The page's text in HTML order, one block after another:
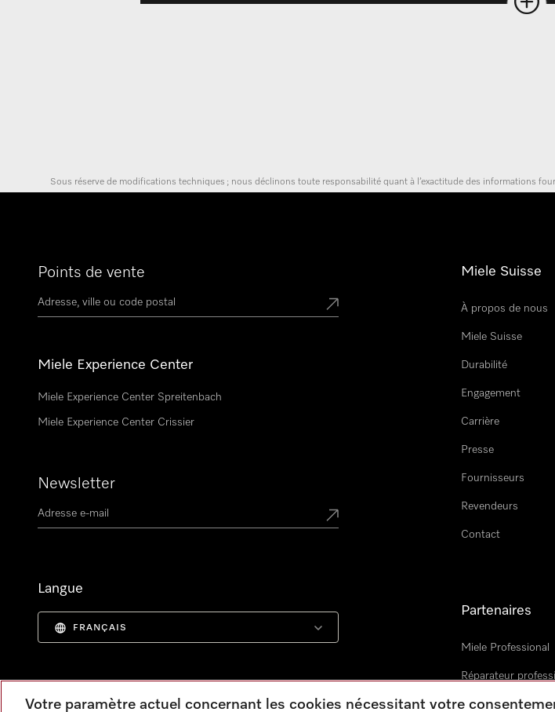
Sous réserve de modifications techniques ; nous déclinons toute responsabilité quant à l’exactitude des informations
Points de vente
Miele Experience Center
Miele Experience Center Spreitenbach
Miele Experience Center Crissier
Newsletter
Langue
FRANÇAIS
Miele Suisse
À propos de nous
Miele Suisse
Durabilité
Engagement
Carrière
Presse
Fournisseurs
Revendeurs
Contact
Partenaires
Miele Professional
Réparateur
Miele Marine
Votre paramètre actuel concernant les cookies nécessitant votre